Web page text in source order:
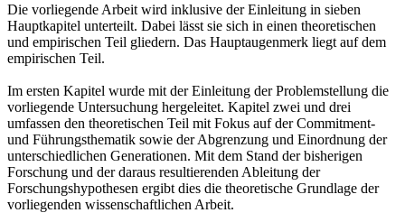
Die vorliegende Arbeit wird inklusive der Einleitung in sieben
Hauptkapitel unterteilt. Dabei lässt sie sich in einen theoretischen
und empirischen Teil gliedern. Das Hauptaugenmerk liegt auf dem
empirischen Teil.
Im ersten Kapitel wurde mit der Einleitung der Problemstellung die
vorliegende Untersuchung hergeleitet. Kapitel zwei und drei
umfassen den theoretischen Teil mit Fokus auf der Commitment-
und Führungsthematik sowie der Abgrenzung und Einordnung der
unterschiedlichen Generationen. Mit dem Stand der bisherigen
Forschung und der daraus resultierenden Ableitung der
Forschungshypothesen ergibt dies die theoretische Grundlage der
vorliegenden wissenschaftlichen Arbeit.